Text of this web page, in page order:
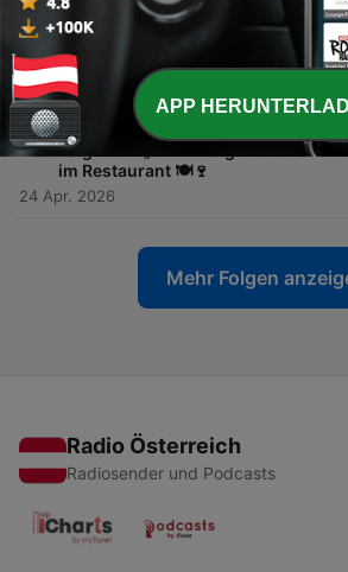
04 Mai 2026
54 - Folge 052: "Hallo, wie geht’s?" – So
locker ein Gespräch 💬👋
01 Mai 2026
53 - Folge 051: „Ich hätte gerne...“
im Restaurant 🍽️🍷
24 Apr. 2026
Mehr Folgen
Radio Österreich
Radiosender und Podcasts
APP